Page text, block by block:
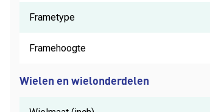
Frametype
Framehoogte
Wielen en wielonderdelen